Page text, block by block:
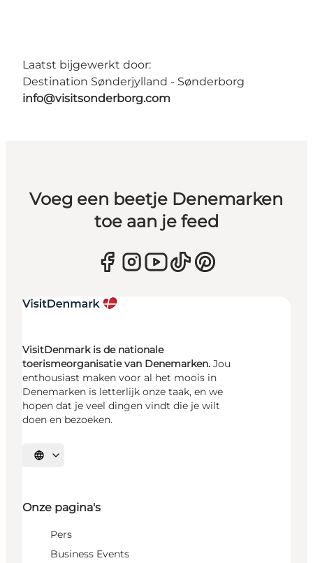
Laatst bijgewerkt door:
Destination Sønderjylland - Sønderborg
info@visitsonderborg.com
Voeg een beetje Denemarken
toe aan je feed
VisitDenmark is de nationale
toerismeorganisatie van Denemarken. Jou
enthousiast maken voor al het moois in
Denemarken is letterlijk onze taak, en we
hopen dat je veel dingen vindt die je wilt
doen en bezoeken.
Selecteer taal
Onze pagina's
Pers
Business Events